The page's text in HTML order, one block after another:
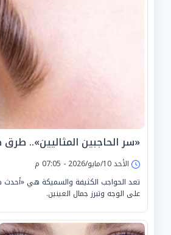
«سر الحاجبين المثاليين»..
الأحد 10/مايو/2026 - 07:05 م
تعد الحواجب الكثيفة والسميكة هي «أحدث
على الوجه وتبرز جمال العينين.